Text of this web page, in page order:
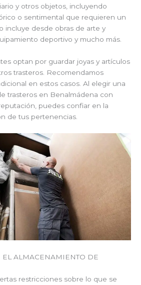
y otros objetos, incluyendo
o sentimental que requieren un
incluye desde obras de arte y
deportivo y mucho más.
optan por guardar joyas y artículos
trasteros. Recomendamos
en estos casos. Al elegir una
trasteros en Benalmádena con
puedes confiar en la
de tus pertenencias.
EL ALMACENAMIENTO DE
restricciones sobre lo que se